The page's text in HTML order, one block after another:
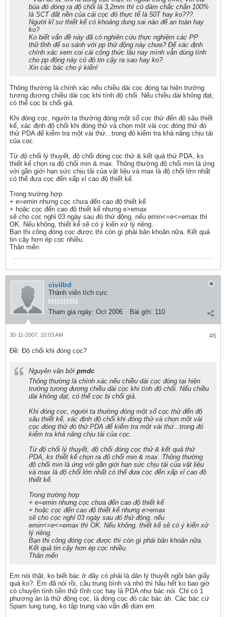
búa đó đóng ra độ chối là 3,2mm thì có dám chắc chắn 100%
là SCT đất nền của cái cọc đó thực tế là 50T hay ko???.
Người kĩ sư thiết kế có khoảng dung sai nào để an toàn hay
ko?
Ko biết vấn đề này đã có nghiên cứu thực nghiệm các PP
thữ tĩnh để so sánh với pp thử động này chưa? Để xác định
chính xác xem coi cái công thức lâu nay mình vẫn dùng tính
cho pp động này có độ tin cậy ra sao hay ko?
Xin các bác cho ý kiến!
Thông thường là chính xác nếu chiều dài cọc đóng tại hiện trường
tương đương chiều dài cọc khi tính độ chối. Nếu chiều dài không đạt,
có thể cọc bị chối giả.
Khi đóng cọc, người ta thường đóng một số cọc thử đến độ sâu thiết
kế, xác định độ chối khi đóng thử và chọn một vài cọc đóng thử đó
thử PDA để kiểm tra một vài thứ...trong đó kiểm tra khả năng chịu tải
của cọc.
Từ độ chối lý thuyết, độ chối đóng cọc thử & kết quả thử PDA, ks
thiết kế chọn ra độ chối min & max. Thông thường độ chối min là ứng
với gần giới hạn sức chịu tải của vật liệu và max là độ chối lớn nhất
có thể đưa cọc đến xấp xỉ cao độ thiết kế.
Trong trường hợp
+ e=emin nhưng cọc chưa đến cao độ thiết kế
+ hoặc cọc đến cao độ thiết kế nhưng e>emax
sẽ cho cọc nghỉ 03 ngày sau đó thử động, nếu emin<=e<=emax thì
OK. Nếu không, thiết kế sẽ có ý kiến xử lý riêng.
Bạn thi công đóng cọc được thì còn gì phải băn khoăn nữa. Kết quả
tin cậy hơn ép cọc nhiều.
Thân mến
civilbd
Thành viên tích cực
Tham gia ngày: Oct 2006 Bài gởi: 110
#6
30-11-2007, 10:03 AM
Ðề: Độ chối khi đóng cọc?
Nguyên văn bởi pmdc
Thông thường là chính xác nếu chiều dài cọc đóng tại hiện
trường tương đương chiều dài cọc khi tính độ chối. Nếu chiều
dài không đạt, có thể cọc bị chối giả.
Khi đóng cọc, người ta thường đóng một số cọc thử đến độ
sâu thiết kế, xác định độ chối khi đóng thử và chọn một vài
cọc đóng thử đó thử PDA để kiểm tra một vài thứ...trong đó
kiểm tra khả năng chịu tải của cọc.
Từ độ chối lý thuyết, độ chối đóng cọc thử & kết quả thử
PDA, ks thiết kế chọn ra độ chối min & max. Thông thường
độ chối min là ứng với gần giới hạn sức chịu tải của vật liệu
và max là độ chối lớn nhất có thể đưa cọc đến xấp xỉ cao độ
thiết kế.
Trong trường hợp
+ e=emin nhưng cọc chưa đến cao độ thiết kế
+ hoặc cọc đến cao độ thiết kế nhưng e>emax
sẽ cho cọc nghỉ 03 ngày sau đó thử động, nếu
emin<=e<=emax thì OK. Nếu không, thiết kế sẽ có ý kiến xử
lý riêng.
Bạn thi công đóng cọc được thì còn gì phải băn khoăn nữa.
Kết quả tin cậy hơn ép cọc nhiều.
Thân mến
Em nói thật, ko biết bác ở đây có phải là dân lý thuyết ngồi bàn giấy
quá ko?. Em đã nói rồi, cầu trung bình và nhỏ thì hầu hết ko bao giờ
có chuyện tính tiền thữ tĩnh cọc hay là PDA như bác nói. Chỉ có 1
phương án là thữ động cọc, là đóng cọc đó các bác àh. Các bác cứ
Spam lung tung, ko tập trung vào vấn đề dùm em.